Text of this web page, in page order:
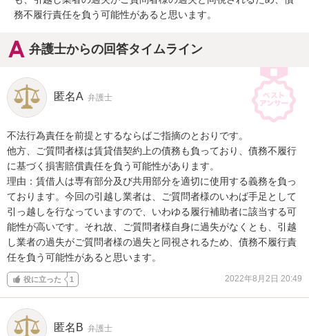
務不履行責任を負う可能性があると思います。
弁護士からの回答タイムライン
匿名A 弁護士
不法行為責任を前提とするならばご指摘のとおりです。
他方、ご質問者様は賃貸借契約上の債務も負っており、債務不履行
に基づく損害賠償責任を負う可能性があります。
理由：賃借人は専有部分及び共用部分を適切に使用する義務を負っ
ております。今回の引越し業者は、ご質問者様のいわば手足として
引っ越しを行なっていますので、いわゆる履行補助者に該当する可
能性が高いです。それ故、ご質問者様自身に過失がなくとも、引越
し業者の過失がご質問者様の過失と同視されるため、債務不履行責
任を負う可能性があると思います。
役に立った 1 2022年8月2日 20:49
匿名B 弁護士